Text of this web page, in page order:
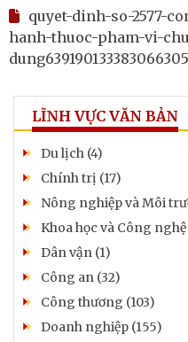
quyet-dinh-so-2577-
hanh-thuoc-pham-vi-
LĨNH VỰC VĂN BẢN
Du lịch (4)
Chính trị (17)
Nông nghiệp và Môi
Khoa học và Công
Dân vận (1)
Công an (32)
Công thương (103)
Doanh nghiệp (155)